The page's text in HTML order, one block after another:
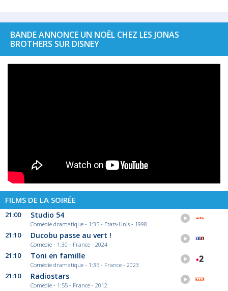
BANDE ANNONCE UN NOËL CHEZ LES JONAS
BROTHERS SUR DISNEY
FILMS DE LA SOIRÉE
21:00 Studio 54
Comédie dramatique - 1:35 - Etats-Unis - 1998
21:10 Ducobu passe au vert !
Comédie - 1:30 - France - 2024
21:10 Toni en famille
Comédie dramatique - 1:35 - France - 2023
21:10 Radiostars
Comédie - 1:55 - France - 2012